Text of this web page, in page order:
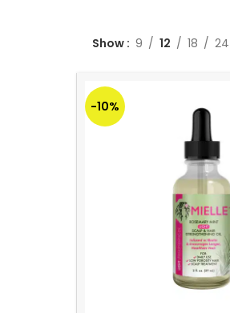
Show 9 12 18 24
-10%